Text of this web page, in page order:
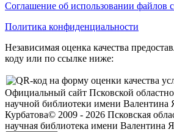
Соглашение об использовании файлов
Политика конфиденциальности
Независимая оценка качества
коду или по ссылке ниже:
Официальный сайт Псковской
научной библиотеки имени Валентина
Курбатова© 2009 - 2026 Псковская
научная библиотека имени Валентина